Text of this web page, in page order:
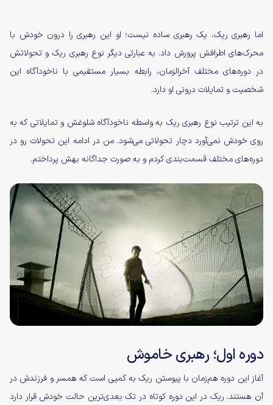
اما رهبری ریک، یک رهبری ساده نیست؛ او این رهبری را درون خودش با
محرک‌های اطرافش پرورش داد. به عبارتی دیگر نوع رهبری ریک و تحولاتش
در دوره‌های مختلف آخرالزمان، رابطه بسیار مستقیمی با ناخودآگاه این
شخصیت و تمایلات درونی او دارد.
به این ترتیب نوع رهبری ریک به واسطه ناخودآگاه شلوغش و تمایلاتی که به
روی خودش نمی‌آورد دچار تحولاتی می‌شود. من در ادامه این تحولات رو در
دوره‌های مختلف قسمت‌بندی کردم و به صورت جداگانه بهش پرداختم.
دوره اول؛ رهبری خاموش
آغاز این دوره هم‌زمان با پیوستن ریک به کمپی است که همسر و فرزندش در
آن هستند. ریک در این دوره کوتاه در تک بعدی‌ترین حالت خودش قرار دارد